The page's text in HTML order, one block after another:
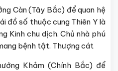
Càn (Tây Bắc) để quan hệ
đồ số thuộc cung Thiên Y là
Kinh chu dịch. Chủ nhà phú
bệnh tật. Thượng cát
Khảm (Chính Bắc) để